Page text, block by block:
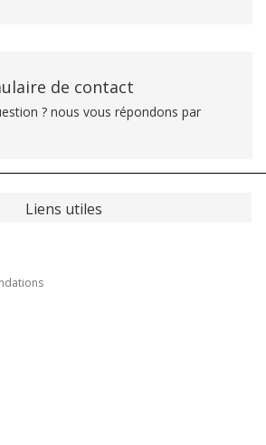
de contact
? nous vous répondons par
Liens utiles